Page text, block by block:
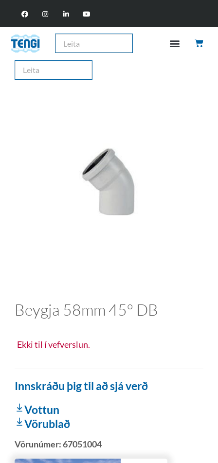
Beygja 58mm 45° DB
Ekki til í vefverslun.
Innskráðu þig til að sjá verð
Vottun
Vörublað
Vörunúmer:67051004